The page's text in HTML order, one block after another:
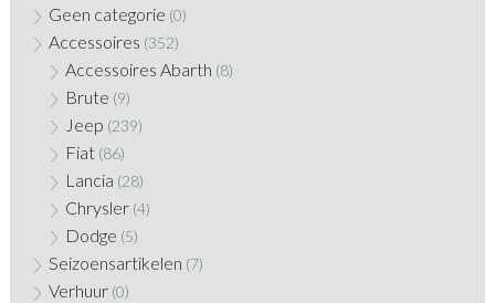
Geen categorie (0)
Accessoires (352)
Accessoires Abarth (8)
Brute (9)
Jeep (239)
Fiat (86)
Lancia (28)
Chrysler (4)
Dodge (5)
Seizoensartikelen (7)
Verhuur (0)